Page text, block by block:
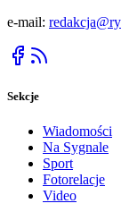
e-mail:
Sekcje
Wiadomości
Na Sygnale
Sport
Fotorelacje
Video